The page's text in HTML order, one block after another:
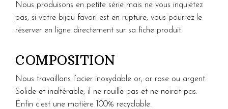
Nous produisons en petite série mais ne vous inquiétez
pas, si votre bijou favori est en rupture, vous pourrez le
réserver en ligne directement sur sa fiche produit.
COMPOSITION
Nous travaillons l’acier inoxydable or, or rose ou argent.
Solide et inaltérable, il ne rouille pas et ne noircit pas.
Enfin c’est une matière 100% recyclable.